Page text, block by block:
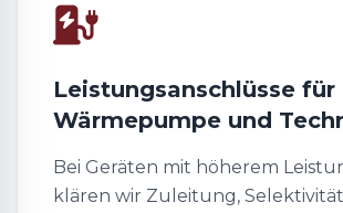
Leistungsanschlüsse für
Wärmepumpe und
Bei Geräten mit höherem
klären wir Zuleitung,